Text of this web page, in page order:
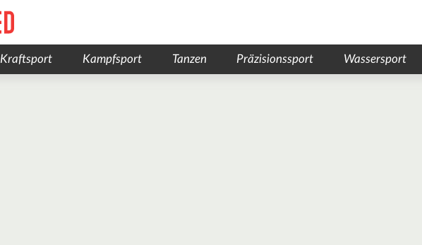
Kraftsport Kampfsport Tanzen Präzisionssport Wassersport